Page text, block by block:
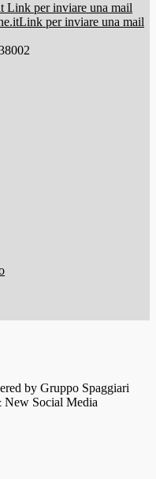
Link per inviare una mail
Link per inviare una mail
by Gruppo Spaggiari
New Social Media